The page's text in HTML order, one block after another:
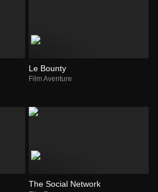
Le Bounty
Film Aventure
The Social Network